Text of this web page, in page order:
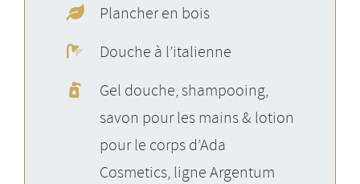
Plancher en bois
Douche à l’italienne
Gel douche, shampooing,
savon pour les mains & lotion
pour le corps d’Ada
Cosmetics, ligne Argentum